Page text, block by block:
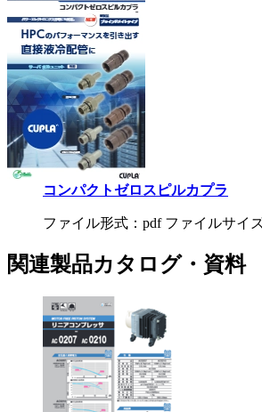
コンパクトゼロスピルカプラ
ファイル形式：pdf ファイルサイ
関連製品カタログ・資料